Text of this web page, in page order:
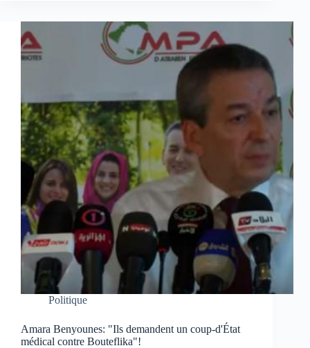
Politique
Amara Benyounes: "Ils demandent un coup-d'État
médical contre Bouteflika"!